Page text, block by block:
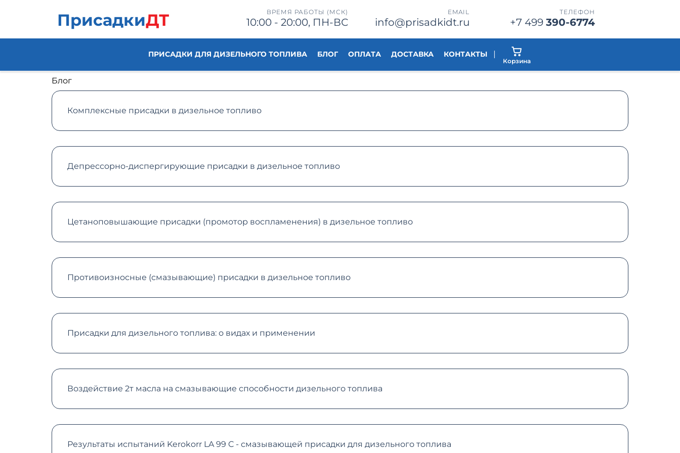
ПрисадкиДТ ВРЕМЯ РАБОТЫ (МСК)
10:00 - 20:00, ПН-ВС
EMAIL
info@prisadkidt.ru
ТЕЛЕФОН
+7 499390-6774
ПРИСАДКИ ДЛЯ ДИЗЕЛЬНОГО ТОПЛИВА БЛОГ ОПЛАТА ДОСТАВКА КОНТАКТЫ |
Корзина
Блог
Комплексные присадки в дизельное топливо
Депрессорно-диспергирующие присадки в дизельное топливо
Цетаноповышающие присадки (промотор воспламенения) в дизельное топливо
Противоизносные (смазывающие) присадки в дизельное топливо
Присадки для дизельного топлива: о видах и применении
Воздействие 2т масла на смазывающие способности дизельного топлива
Результаты испытаний Kerokorr LA 99 C - смазывающей присадки для дизельного топлива